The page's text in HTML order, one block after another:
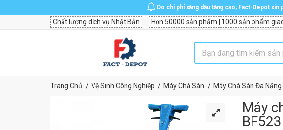
Do chi phí xăng dầu tăng cao, Fact-Depot
Chất lượng dịch vụ Nhật Bản Hơn 50000 sản phẩm | 1000 sản phẩm
Trang Chủ Vệ Sinh Công Nghiệp Máy Chà Sàn Máy Chà Sàn Đa Năng
Máy
BF523